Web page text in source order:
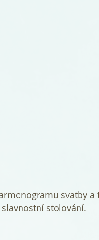
stolování.